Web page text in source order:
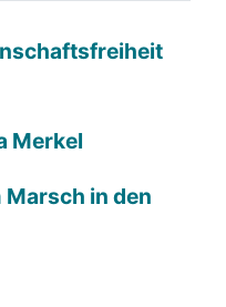
Merkel
in den